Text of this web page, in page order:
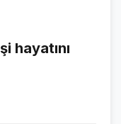
hayatını